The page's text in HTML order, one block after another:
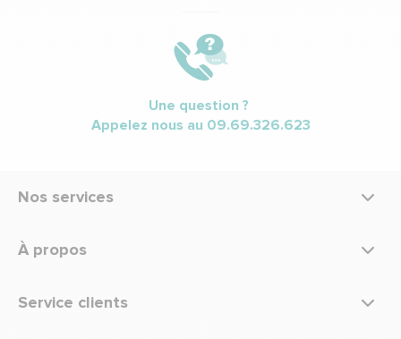
Une question ?
Appelez nous au 09.69.326.623
Nos services
À propos
Service clients